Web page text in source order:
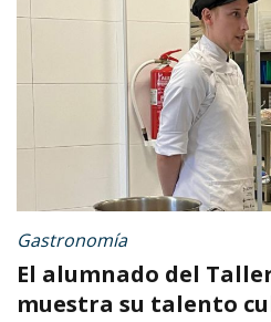
Gastronomía
El alumnado del
muestra su talento